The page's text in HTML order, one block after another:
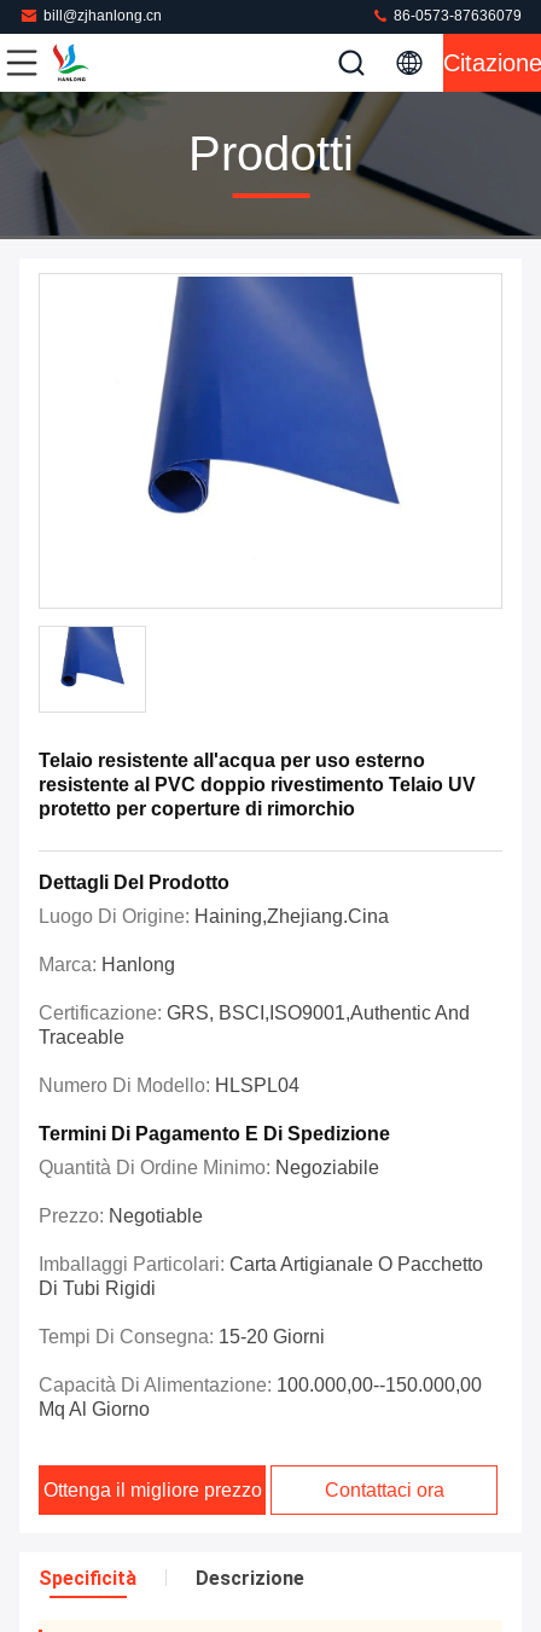
bill@zjhanlong.cn 86-0573-87636079
Citazione
Prodotti
Telaio resistente all'acqua per uso esterno
resistente al PVC doppio rivestimento Telaio UV
protetto per coperture di rimorchio
Dettagli Del Prodotto
Luogo Di Origine: Haining,Zhejiang.Cina
Marca: Hanlong
Certificazione: GRS, BSCI,ISO9001,Authentic And
Traceable
Numero Di Modello: HLSPL04
Termini Di Pagamento E Di Spedizione
Quantità Di Ordine Minimo: Negoziabile
Prezzo: Negotiable
Imballaggi Particolari: Carta Artigianale O Pacchetto
Di Tubi Rigidi
Tempi Di Consegna: 15-20 Giorni
Capacità Di Alimentazione: 100.000,00--150.000,00
Mq Al Giorno
Ottenga il migliore prezzo Contattaci ora
Specificità Descrizione